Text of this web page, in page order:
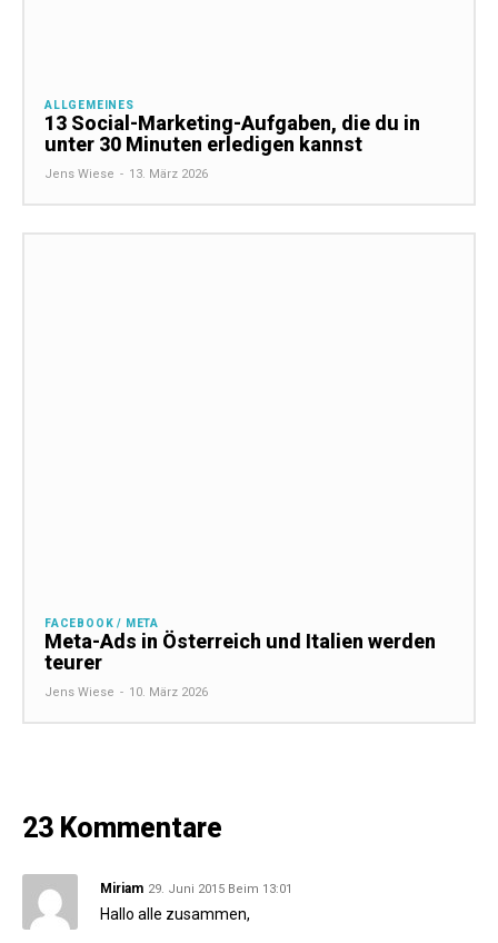
ALLGEMEINES
13 Social-Marketing-Aufgaben, die du in
unter 30 Minuten erledigen kannst
Jens Wiese - 13. März 2026
FACEBOOK / META
Meta-Ads in Österreich und Italien werden
teurer
Jens Wiese - 10. März 2026
23 Kommentare
Miriam 29. Juni 2015 Beim 13:01
Hallo alle zusammen,